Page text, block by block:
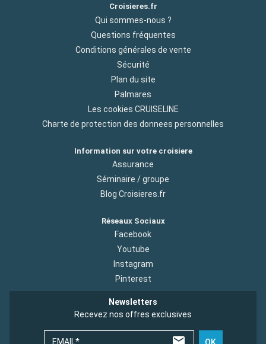
Croisieres.fr
Qui sommes-nous ?
Questions fréquentes
Conditions générales de vente
Sécurité
Plan du site
Palmares
Les cookies CRUISELINE
Charte de protection des donnees personnelles
Information sur votre croisiere
Assurance
Séminaire / groupe
Blog Croisieres.fr
Réseaux Sociaux
Facebook
Youtube
Instagram
Pinterest
Newsletters
Recevez nos offres exclusives
EMAIL*